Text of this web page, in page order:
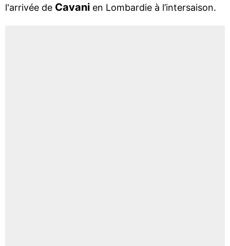
l'arrivée de Cavani en Lombardie à l’intersaison.